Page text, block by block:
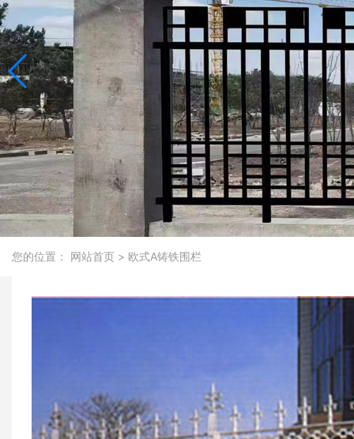
您的位置： 网站首页 > 欧式A铸铁围栏